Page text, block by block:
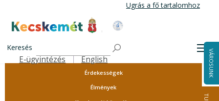
tartalomra
Ugrás a fő tartalomhoz
Kecskemét Város Honlapja
Keresés
Felső navigáció
E-ügyintézés English VÁROSUNK
Tourinform
Idegenvezetők
Örökségünk
Érdekességek
Élmények